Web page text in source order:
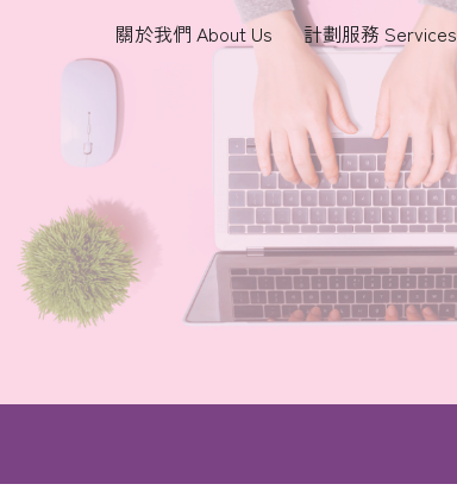
Skip to main content
關於我們 About Us 計劃服務 Services